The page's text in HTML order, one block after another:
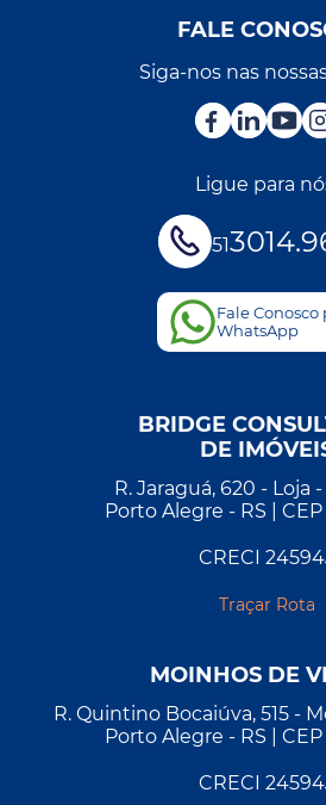
FALE
Siga-nos nas
Ligue para
51
Fale Conosco
WhatsApp
BRIDGE
DE
R. Jaraguá, 620 - Loja
Porto Alegre - RS |
CRECI
Traçar Rota
MOINHOS DE
R. Quintino Bocaiúva, 515 -
Porto Alegre - RS |
CRECI